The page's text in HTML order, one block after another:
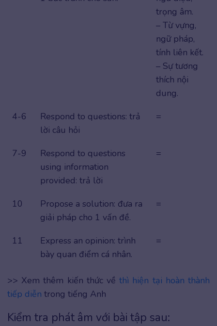
trọng âm.
– Từ vựng,
ngữ pháp,
tính liên kết.
– Sự tương
thích nội
dung.
4-6
Respond to questions: trả
lời câu hỏi
=
7-9
Respond to questions
using information
provided: trả lời
=
10
Propose a solution: đưa ra
giải pháp cho 1 vấn đề.
=
11
Express an opinion: trình
bày quan điểm cá nhân.
=
>> Xem thêm kiến thức vềthì hiện tại hoàn thành
tiếp diễn trong tiếng Anh
Kiểm tra phát âm với bài tập sau: